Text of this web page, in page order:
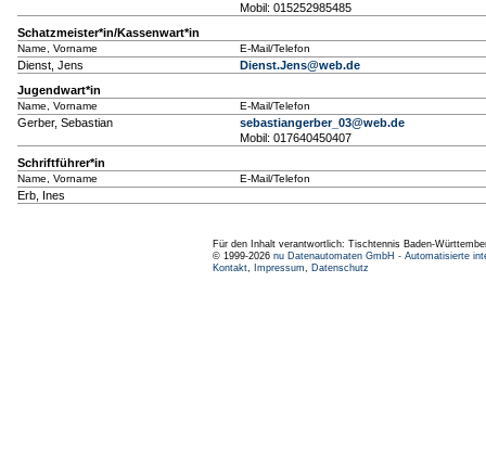
Mobil: 015252985485
Schatzmeister*in/Kassenwart*in
Name, Vorname E-Mail/Telefon
Dienst, Jens
Dienst.Jens@web.de
Jugendwart*in
Name, Vorname E-Mail/Telefon
Gerber, Sebastian
sebastiangerber_03@web.de
Mobil: 017640450407
Schriftführer*in
Name, Vorname E-Mail/Telefon
Erb, Ines
Für den Inhalt verantwortlich: Tischtennis Baden-
© 1999-2026 nu Datenautomaten GmbH - Automatisierte
Kontakt, Impressum, Datenschutz